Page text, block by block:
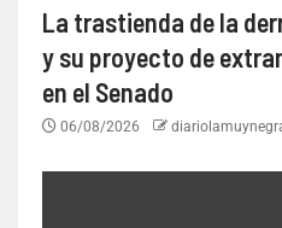
La trastienda de la
y su proyecto de
en el Senado
06/08/2026